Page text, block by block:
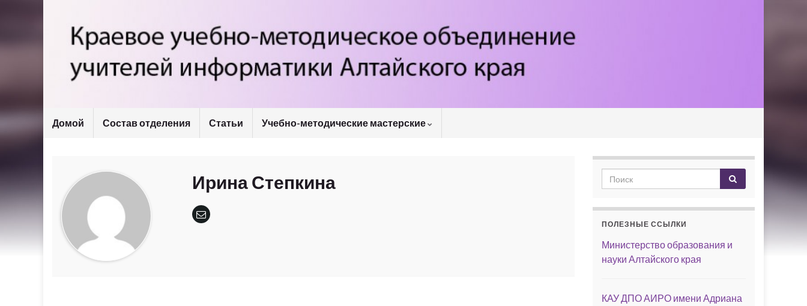
Домой Состав отделения Статьи Учебно-методические мастерские
Ирина Степкина
ПОЛЕЗНЫЕ ССЫЛКИ
Министерство образования и
науки Алтайского края
КАУ ДПО АИРО имени Адриана